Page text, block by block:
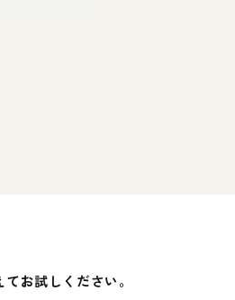
お試しください。